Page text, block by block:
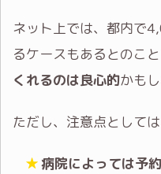
ネット上では、都内で
るケースもあるとのこと
くれるのは良心的かも
ただし、注意点としては
病院によっては予